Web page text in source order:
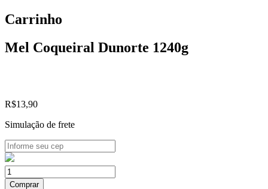
Carrinho
Mel Coqueiral Dunorte 1240g
R$13,90
Simulação de frete
Mel
Coqueiral
Comprar